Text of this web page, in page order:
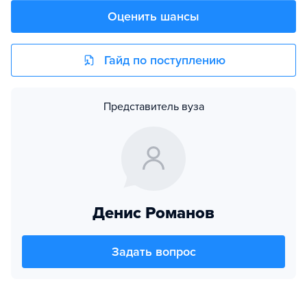
Оценить шансы
Гайд по поступлению
Представитель вуза
Денис Романов
Задать вопрос